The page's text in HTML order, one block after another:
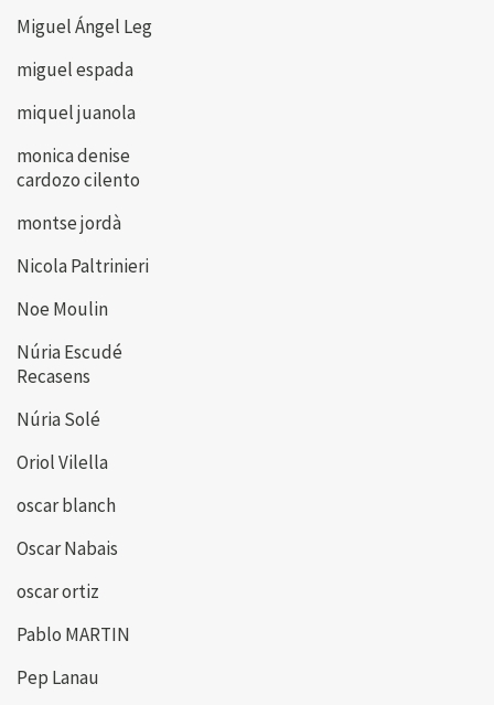
Miguel Ángel Leg
miguel espada
miquel juanola
monica denise
cardozo cilento
montse jordà
Nicola Paltrinieri
Noe Moulin
Núria Escudé
Recasens
Núria Solé
Oriol Vilella
oscar blanch
Oscar Nabais
oscar ortiz
Pablo MARTIN
Pep Lanau